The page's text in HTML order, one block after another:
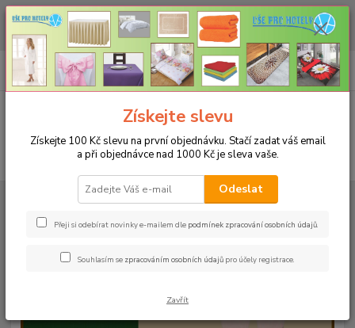
CHCETE NAKOUPIT VĚTŠÍ MNOŽSTVÍ NAŠICH PRODUKTŮ ZA LEPŠÍ
CENU? Klikněte ZDE
CZK
+420 773 794 023
Pondělí-pátek 9-16 hodin
0ks
za0 Kč
UBRUSY
Teflonové ubrusy jednobarevné s vodoodpudivou úpravou
Teflonový ubrus 38x120cm -
světlý losos 7
Získejte slevu
Získejte 100 Kč slevu na první objednávku. Stačí zadat váš email
a při objednávce nad 1000 Kč je sleva vaše.
Odeslat
Přeji si odebírat novinky e-mailem dle podmínek zpracování osobních údajů.
Souhlasím se zpracováním osobních údajů pro účely registrace.
Zavřít